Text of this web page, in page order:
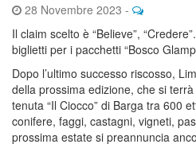
28 Novembre 2023 -
Il claim scelto è “Believe”,
biglietti per i pacchetti “Bosco
Dopo l’ultimo successo riscosso,
della prossima edizione, che si
tenuta “Il Ciocco” di Barga tra 600
conifere, faggi, castagni, vigneti,
prossima estate si preannuncia